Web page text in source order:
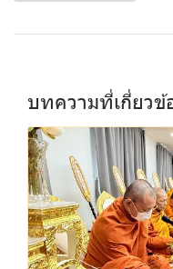
บทความที่เกี่ยวข้